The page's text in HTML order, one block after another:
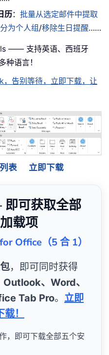
历：批量从选定邮件中提取
为个人组 /移除生日提醒……
—— 支持英语、西班牙
语言！
告别等待，立即下载，让
表
立即下载
可获取全部
载项
Office（5 合 1）
，即可同时获得
、Word、
Tab Pro。 立即
！
，即可下载全部五个安